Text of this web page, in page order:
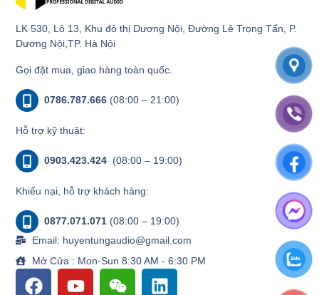
LK 530, Lô 13, Khu đô thị Dương Nội, Đường Lê Trọng Tấn, P.
Dương Nội,TP. Hà Nội
Gọi đặt mua, giao hàng toàn quốc.
0786.787.666 (08:00 – 21:00)
Hỗ trợ kỹ thuật:
0903.423.424 (08:00 – 19:00)
Khiếu nại, hỗ trợ khách hàng:
0877.071.071 (08:00 – 19:00)
Email: huyentungaudio@gmail.com
Mở Cửa : Mon-Sun 8:30 AM - 6:30 PM